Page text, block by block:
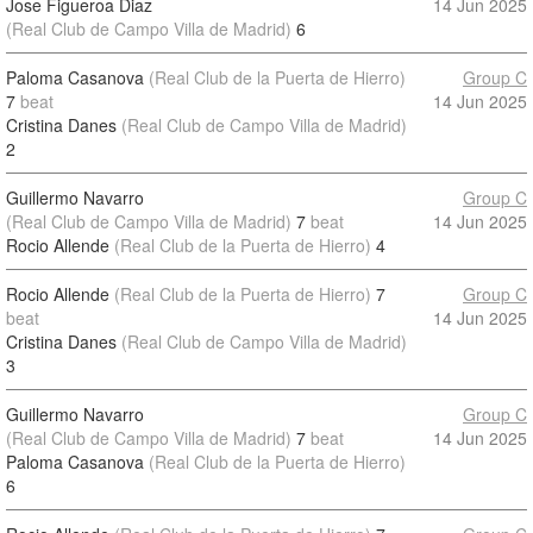
Jose Figueroa Diaz
(Real Club de Campo Villa de Madrid) 6
14 Jun 2025
Paloma Casanova (Real Club de la Puerta de Hierro)
7 beat
Cristina Danes (Real Club de Campo Villa de Madrid)
2
Group C
14 Jun 2025
Guillermo Navarro
(Real Club de Campo Villa de Madrid) 7 beat
Rocio Allende (Real Club de la Puerta de Hierro) 4
Group C
14 Jun 2025
Rocio Allende (Real Club de la Puerta de Hierro) 7
beat
Cristina Danes (Real Club de Campo Villa de Madrid)
3
Group C
14 Jun 2025
Guillermo Navarro
(Real Club de Campo Villa de Madrid) 7 beat
Paloma Casanova (Real Club de la Puerta de Hierro)
6
Group C
14 Jun 2025